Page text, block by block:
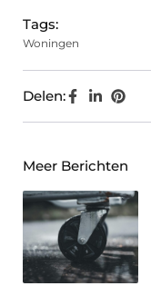
Tags:
Woningen
Delen:
Meer Berichten